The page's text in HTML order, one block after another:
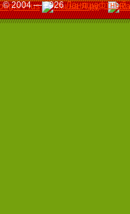
© 2004 — 2026Ландшафтный